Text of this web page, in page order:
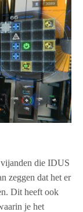
die IDUS
zeggen dat het er
Dit heeft ook
je het